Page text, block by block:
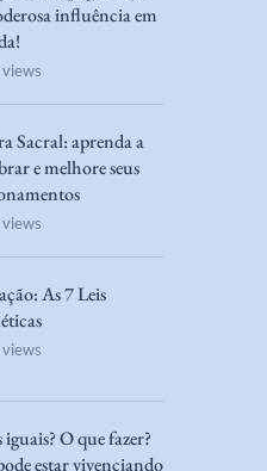
influência em
Sacral: aprenda a
e melhore seus
As 7 Leis
O que fazer?
estar vivenciando